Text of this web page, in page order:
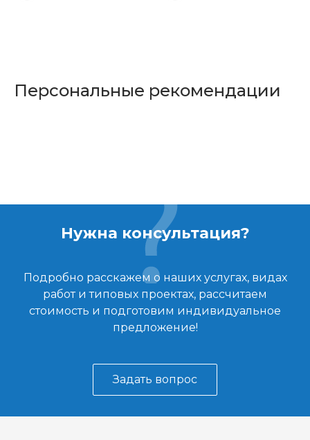
Персональные рекомендации
Нужна консультация?
Подробно расскажем о наших услугах, видах
работ и типовых проектах, рассчитаем
стоимость и подготовим индивидуальное
предложение!
Задать вопрос